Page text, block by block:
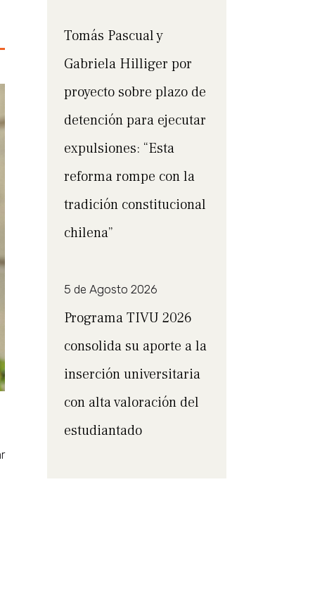
Tomás Pascual y
Gabriela Hilliger por
proyecto sobre plazo de
detención para ejecutar
expulsiones: “Esta
reforma rompe con la
tradición constitucional
chilena”
5 de Agosto 2026
Programa TIVU 2026
consolida su aporte a la
inserción universitaria
con alta valoración del
estudiantado